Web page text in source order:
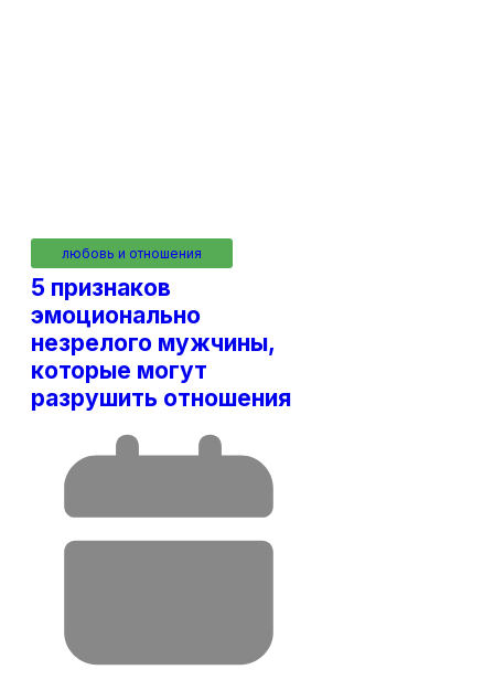
любовь и отношения
5 признаков
эмоционально
незрелого мужчины,
которые могут
разрушить отношения